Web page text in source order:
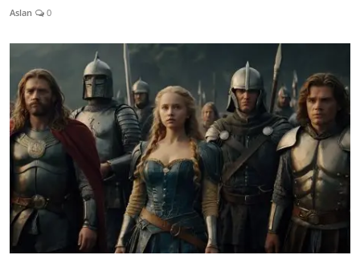
Aslan 0